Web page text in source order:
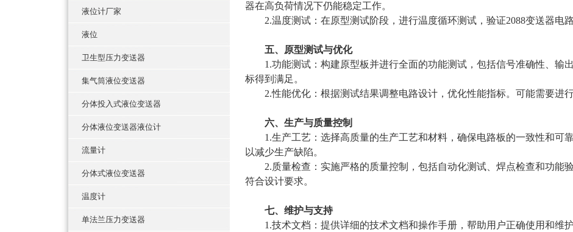
液位计厂家
液位
卫生型压力变送器
集气筒液位变送器
分体投入式液位变送器
分体液位变送器液位计
流量计
分体式液位变送器
温度计
单法兰压力变送器
器在高负荷情况下仍能稳定工作。
2.温度测试：在原型测试阶段，进行温度循环测试，验证2088变送器电路
五、原型测试与优化
1.功能测试：构建原型板并进行全面的功能测试，包括信号准确性、输
标得到满足。
2.性能优化：根据测试结果调整电路设计，优化性能指标。可能需要进行
六、生产与质量控制
1.生产工艺：选择高质量的生产工艺和材料，确保电路板的一致性和可靠
以减少生产缺陷。
2.质量检查：实施严格的质量控制，包括自动化测试、焊点检查和功能
符合设计要求。
七、维护与支持
1.技术文档：提供详细的技术文档和操作手册，帮助用户正确使用和维护